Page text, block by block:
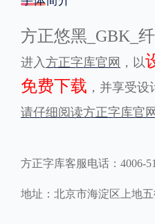
格式
.TTF .OTF
地区
POP字体下载 字库打包
方正悠黑_GBK_
进入 方正字库官网 ，以
免费下载 ，并享受
请仔细阅读方正字库官
方正字库客服电话：4006-
地址：北京市海淀区上地